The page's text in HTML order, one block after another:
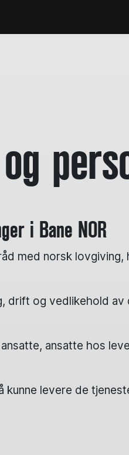
i Bane NOR
med norsk
drift og vedlikehold
ansatte hos
levere de